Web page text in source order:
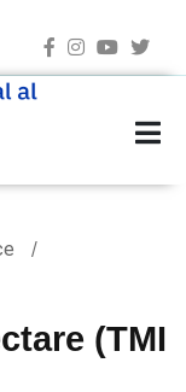
(TMI